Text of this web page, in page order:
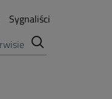
Sygnaliści